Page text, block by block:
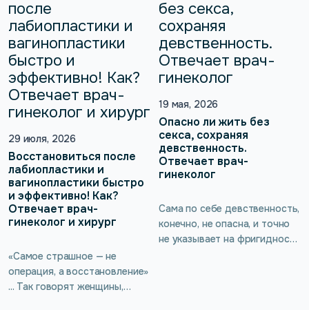
29 июля, 2026
Восстановиться после
лабиопластики и
вагинопластики быстро
и эффективно! Как?
Отвечает врач-
гинеколог и хирург
«Самое страшное — не
операция, а восстановление»
... Так говорят женщины,
19 мая, 2026
Опасно ли жить без
секса, сохраняя
девственность.
Отвечает врач-
гинеколог
Сама по себе девственность,
конечно, не опасна, и точно
не указывает на фригидность